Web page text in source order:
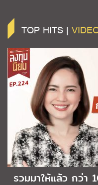
TOP HITS |
รวมมาให้แล้ว กว่า